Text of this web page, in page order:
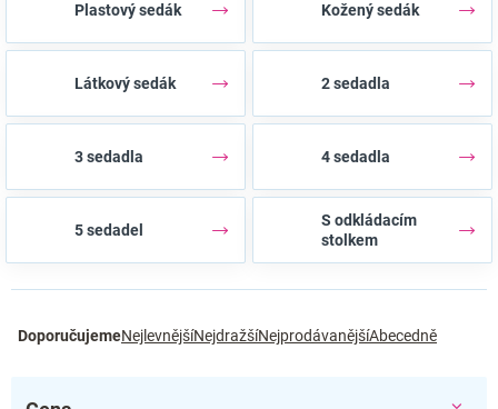
Plastový sedák Kožený sedák
Látkový sedák 2 sedadla
3 sedadla 4 sedadla
5 sedadel
S odkládacím
stolkem
a
DoporučujemeNejlevnějšíNejdražšíNejprodávanějšíAbecedně